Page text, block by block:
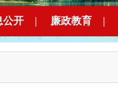
公开 | 廉政教育 |